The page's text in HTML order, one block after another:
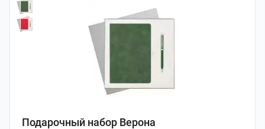
Подарочный набор Верона